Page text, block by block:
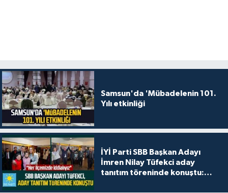
Samsun'da 'Mübadelenin 101.
Yılı etkinliği
İYİ Parti SBB Başkan Adayı
İmren Nilay Tüfekci aday
tanıtım töreninde konuştu: